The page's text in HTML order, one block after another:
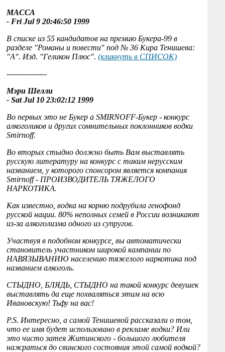
МАССА
- Fri Jul 9 20:46:50 1999
В списке из 55 кандидатов на премию Букера-99 в
разделе "Романы и повести" под № 36 Кира Тенишева:
"А". Изд. "Геликон Плюс". (кликнуть в СПИСОК)
----------------
Мэри Шелли
- Sat Jul 10 23:02:12 1999
Во первых это не Букер а SMIRNOFF-Букер - конкурс
алкоголиков и других сомнительных поклонников водки
Smirnoff.
Во вторых стыдно должно быть Вам выставлять
русскую литературу на конкурс с таким нерусским
названием, у которого спонсором является компания
Smirnoff - ПРОИЗВОДИТЕЛЬ ТЯЖЕЛОГО
НАРКОТИКА.
Как известно, водка на корню подрубила генофонд
русской нации. 80% неполных семей в России возникают
из-за алкоголизма одного из супругов.
Участвуя в подобном конкурсе, вы автоматически
становитель участником широкой кампании по
НАВЯЗЫВАНИЮ населению тяжелого наркотика под
названием алкоголь.
СТЫДНО, БЛЯДЬ, СТЫДНО на такой конкурс девушек
выставлять да еще похваляться этим на всю
Ивановскую! Тьфу на вас!
P.S. Интересно, а самой Тенишевой рассказали о том,
что ее имя будет использовано в рекламе водки? Или
это чисто затея Житинского - большого любителя
нажраться до свинского состояния этой самой водкой?